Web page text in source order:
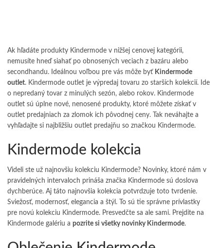
Ak hľadáte produkty Kindermode v nižšej cenovej kategórii,
nemusíte hneď siahať po obnosených veciach z bazáru alebo
secondhandu. Ideálnou voľbou pre vás môže byť Kindermode
outlet. Kindermode outlet je výpredaj tovaru zo starších kolekcií. Ide
o nepredaný tovar z minulých sezón, alebo rokov. Kindermode
outlet sú úplne nové, nenosené produkty, ktoré môžete získať v
outlet predajniach za zlomok ich pôvodnej ceny. Tak neváhajte a
vyhľadajte si najbližšiu outlet predajňu so značkou Kindermode.
Kindermode kolekcia
Videli ste už najnovšiu kolekciu Kindermode? Novinky, ktoré nám v
pravidelných intervaloch prináša značka Kindermode sú doslova
dychberúce. Aj táto najnovšia kolekcia potvrdzuje toto tvrdenie.
Sviežosť, modernosť, elegancia a štýl. To sú tie správne prívlastky
pre novú kolekciu Kindermode. Presvedčte sa ale sami. Prejdite na
Kindermode galériu a pozrite si všetky novinky Kindermode.